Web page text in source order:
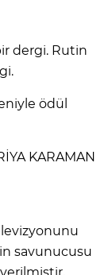
dergi. Rutin
ödül
KARAMAN
savunucusu